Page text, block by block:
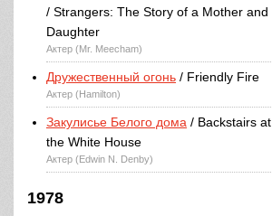
/ Strangers: The Story of a Mother and
Daughter
Актер (Mr. Meecham)
Дружественный огонь / Friendly Fire
Актер (Hamilton)
Закулисье Белого дома / Backstairs at
the White House
Актер (Edwin N. Denby)
1978